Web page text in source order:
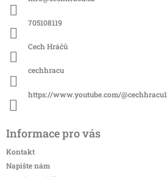
705108119
Cech Hráčů
cechhracu
https://www.youtube.com/@cechhracu1
Informace pro vás
Kontakt
Napište nám